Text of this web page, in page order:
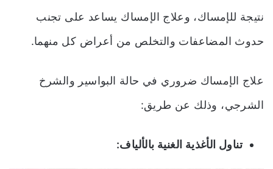
نتيجة للإمساك، وعلاج الإمساك يساعد على تجنب
حدوث المضاعفات والتخلص من أعراض كل منهما.
علاج الإمساك ضروري في حالة البواسير والشرخ
الشرجي، وذلك عن طريق:
تناول الأغذية الغنية بالألياف: